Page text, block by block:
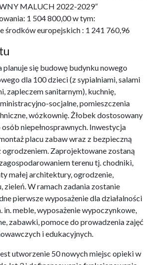
MALUCH 2022-2029”
1 504 800,00 w tym:
środków europejskich : 1 241 760,96
planuje się budowę budynku nowego
dla 100 dzieci (z sypialniami, salami
zapleczem sanitarnym), kuchnię,
socjalne, pomieszczenia
wózkownię. Żłobek dostosowany
niepełnosprawnych. Inwestycja
placu zabaw wraz z bezpieczną
ogrodzeniem. Zaprojektowane zostaną
terenu tj. chodniki,
małej architektury, ogrodzenie,
zieleń. W ramach zadania zostanie
pierwsze wyposażenie dla działalności
in. meble, wyposażenie wypoczynkowe,
zabawki, pomoce do prowadzenia zajęć
i edukacyjnych.
utworzenie 50 nowych miejsc opieki w